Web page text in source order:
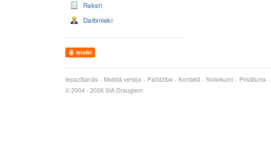
Raksti
Darbinieki
Ieteikt
Iepazīšanās Mobilā versija Palīdzība Kontakti Noteikumi Privātums
© 2004 - 2026 SIA Draugiem